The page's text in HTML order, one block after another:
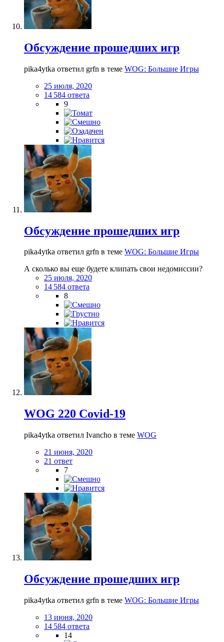
Обсуждение прошедших игр
pika4ytka ответил grfn в теме WOG: Большие Игры
25 июля, 2020
14 584 ответа
9
Обсуждение прошедших игр
pika4ytka ответил grfn в теме WOG: Большие Игры
А сколько вы еще будете клипать свои недомиссии?
25 июля, 2020
14 584 ответа
8
WOG 220 Covid-19
pika4ytka ответил Ivancho в теме WOG
21 июня, 2020
21 ответ
7
Обсуждение прошедших игр
pika4ytka ответил grfn в теме WOG: Большие Игры
13 июня, 2020
14 584 ответа
14